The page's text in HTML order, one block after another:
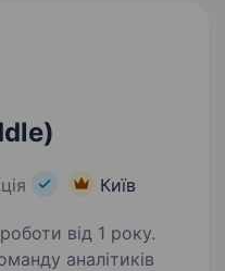
Київ
від 1 року.